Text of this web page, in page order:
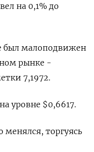
на 0,1% до
был малоподвижен
рынке -
7,1972.
уровне $0,6617​.
менялся, торгуясь